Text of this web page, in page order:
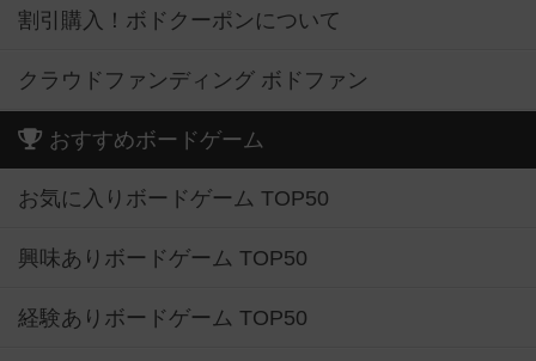
割引購入！ボドクーポンについて
クラウドファンディング ボドファン
おすすめボードゲーム
お気に入りボードゲーム TOP50
興味ありボードゲーム TOP50
経験ありボードゲーム TOP50